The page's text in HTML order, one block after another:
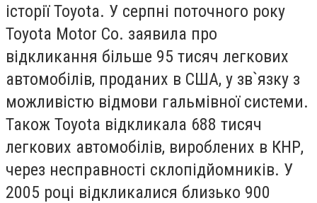
історії Toyota. У серпні поточного року
Toyota Motor Co. заявила про
відкликання більше 95 тисяч легкових
автомобілів, проданих в США, у зв`язку з
можливістю відмови гальмівної системи.
Також Toyota відкликала 688 тисяч
легкових автомобілів, вироблених в КНР,
через несправності склопідйомників. У
2005 році відкликалися близько 900